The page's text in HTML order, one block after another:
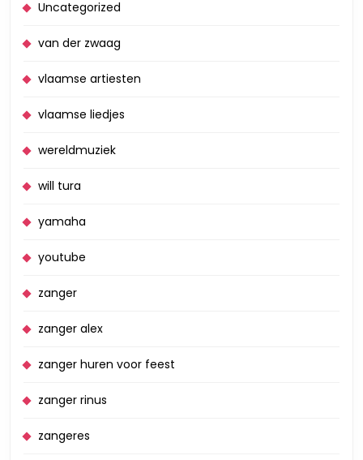
Uncategorized
van der zwaag
vlaamse artiesten
vlaamse liedjes
wereldmuziek
will tura
yamaha
youtube
zanger
zanger alex
zanger huren voor feest
zanger rinus
zangeres